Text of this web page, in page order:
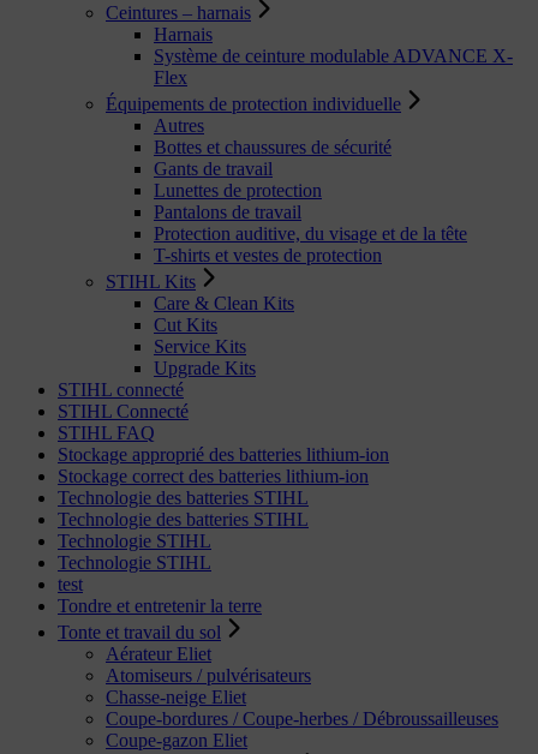
Ceintures – harnais
Harnais
Système de ceinture modulable ADVANCE X-
Flex
Équipements de protection individuelle
Autres
Bottes et chaussures de sécurité
Gants de travail
Lunettes de protection
Pantalons de travail
Protection auditive, du visage et de la tête
T-shirts et vestes de protection
STIHL Kits
Care & Clean Kits
Cut Kits
Service Kits
Upgrade Kits
STIHL connecté
STIHL Connecté
STIHL FAQ
Stockage approprié des batteries lithium-ion
Stockage correct des batteries lithium-ion
Technologie des batteries STIHL
Technologie des batteries STIHL
Technologie STIHL
Technologie STIHL
test
Tondre et entretenir la terre
Tonte et travail du sol
Aérateur Eliet
Atomiseurs / pulvérisateurs
Chasse-neige Eliet
Coupe-bordures / Coupe-herbes / Débroussailleuses
Coupe-gazon Eliet